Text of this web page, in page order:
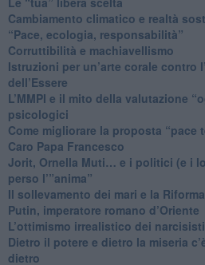
Cambiamento climatico e realtà
“Pace, ecologia, responsabilità”
​Corruttibilità e machiavellismo
Istruzioni per un’arte corale contro
dell’Essere
​L’MMPI e il mito della valutazione
psicologici
Come migliorare la proposta “pace
Caro Papa Francesco
​Jorit, Ornella Muti… e i politici (e i
perso l’”anima”
​Il sollevamento dei mari e la Riforma
Putin, imperatore romano d’Oriente
​L’ottimismo irrealistico dei narcisisti
​Dietro il potere e dietro la miseria
dietro